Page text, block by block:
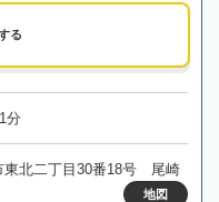
る
分
東北二丁目30番18号 尾崎
地図